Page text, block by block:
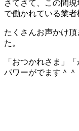
さてさて、この間
で働かれている業者
たくさんお声かけ
た。
「おつかれさま」
パワーがでます＾＾